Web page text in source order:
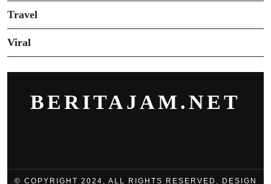
Travel
Viral
BERITAJAM.NET
© COPYRIGHT 2024, ALL RIGHTS RESERVED. DESIGN